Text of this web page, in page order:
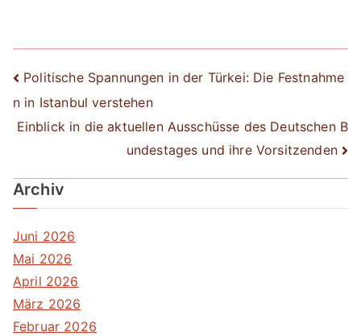
Beitrags-
Navigation
Politische Spannungen in der Türkei: Die Festnahme
n in Istanbul verstehen
Einblick in die aktuellen Ausschüsse des Deutschen B
undestages und ihre Vorsitzenden
Archiv
Juni 2026
Mai 2026
April 2026
März 2026
Februar 2026